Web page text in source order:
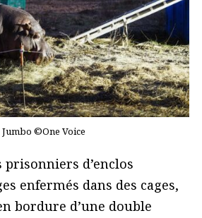
Jumbo ©One Voice
d’enclos
enfermés dans des cages,
bordure d’une double